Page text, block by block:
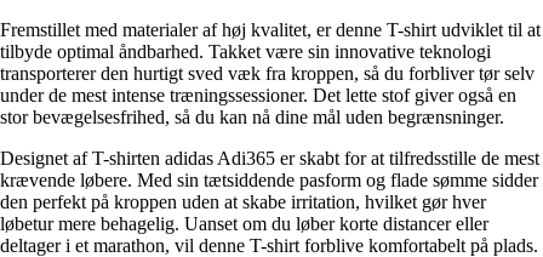
Fremstillet med materialer af høj kvalitet, er denne T-shirt udviklet til at
tilbyde optimal åndbarhed. Takket være sin innovative teknologi
transporterer den hurtigt sved væk fra kroppen, så du forbliver tør selv
under de mest intense træningssessioner. Det lette stof giver også en
stor bevægelsesfrihed, så du kan nå dine mål uden begrænsninger.
Designet af T-shirten adidas Adi365 er skabt for at tilfredsstille de mest
krævende løbere. Med sin tætsiddende pasform og flade sømme sidder
den perfekt på kroppen uden at skabe irritation, hvilket gør hver
løbetur mere behagelig. Uanset om du løber korte distancer eller
deltager i et marathon, vil denne T-shirt forblive komfortabelt på plads.